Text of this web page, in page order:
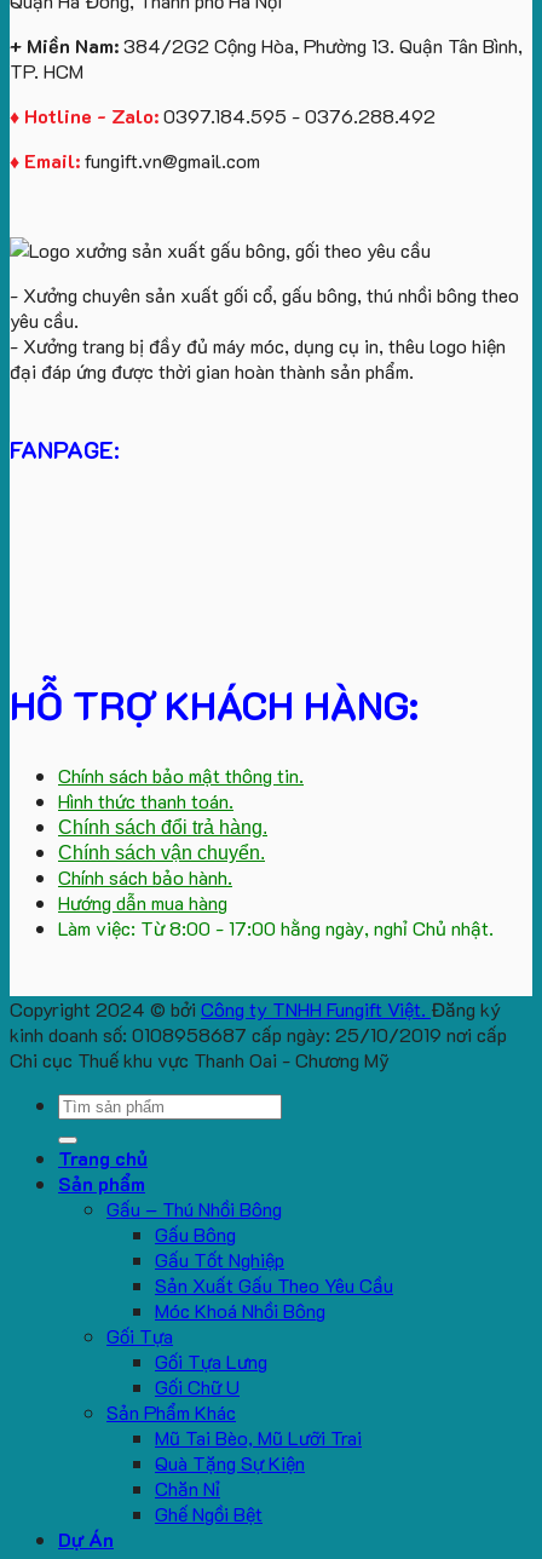
+ Miền Nam:384/2G2 Cộng Hòa, Phường 13. Quận Tân Bình,
TP. HCM
♦ Hotline - Zalo:0397.184.595 - 0376.288.492
♦ Email:fungift.vn@gmail.com
- Xưởng chuyên sản xuất gối cổ, gấu bông, thú nhồi bông theo
yêu cầu.
- Xưởng trang bị đầy đủ máy móc, dụng cụ in, thêu logo hiện
đại đáp ứng được thời gian hoàn thành sản phẩm.
FANPAGE:
HỖ TRỢ KHÁCH HÀNG:
Chính sách bảo mật thông tin.
Hình thức thanh toán.
Chính sách đổi trả hàng.
Chính sách vận chuyển.
Chính sách bảo hành.
Hướng dẫn mua hàng
Làm việc: Từ 8:00 - 17:00 hằng ngày, nghỉ Chủ nhật.
Copyright 2024 © bởi Công ty TNHH Fungift Việt. Đăng ký
kinh doanh số: 0108958687 cấp ngày: 25/10/2019 nơi cấp
Chi cục Thuế khu vực Thanh Oai - Chương Mỹ
Search
Trang chủ
Sản phẩm
Gấu – Thú Nhồi Bông
Gấu Bông
Gấu Tốt Nghiệp
Sản Xuất Gấu Theo Yêu Cầu
Móc Khoá Nhồi Bông
Gối Tựa
Gối Tựa Lưng
Gối Chữ U
Sản Phẩm Khác
Mũ Tai Bèo, Mũ Lưỡi Trai
Quà Tặng Sự Kiện
Chăn Nỉ
Ghế Ngồi Bệt
Dự Án